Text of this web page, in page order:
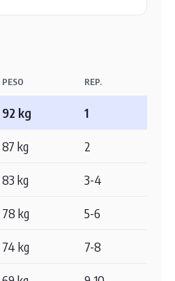
PESO REP.
92 kg 1
87 kg 2
83 kg 3-4
78 kg 5-6
74 kg 7-8